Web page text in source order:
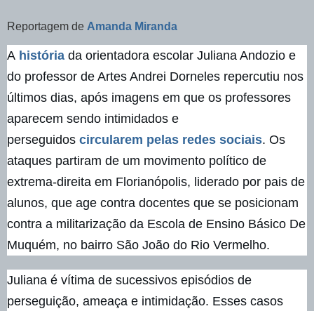
Reportagem de Amanda Miranda
A história da orientadora escolar Juliana Andozio e
do professor de Artes Andrei Dorneles repercutiu nos
últimos dias, após imagens em que os professores
aparecem sendo intimidados e
perseguidos circularem pelas redes sociais. Os
ataques partiram de um movimento político de
extrema-direita em Florianópolis, liderado por pais de
alunos, que age contra docentes que se posicionam
contra a militarização da Escola de Ensino Básico De
Muquém, no bairro São João do Rio Vermelho.
Juliana é vítima de sucessivos episódios de
perseguição, ameaça e intimidação. Esses casos